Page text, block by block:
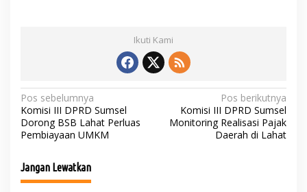
Ikuti Kami
N
a
v
i
g
Pos sebelumnya
Komisi III DPRD Sumsel
Dorong BSB Lahat Perluas
Pembiayaan UMKM
Pos berikutnya
Komisi III DPRD Sumsel
Monitoring Realisasi Pajak
Daerah di Lahat
Jangan Lewatkan